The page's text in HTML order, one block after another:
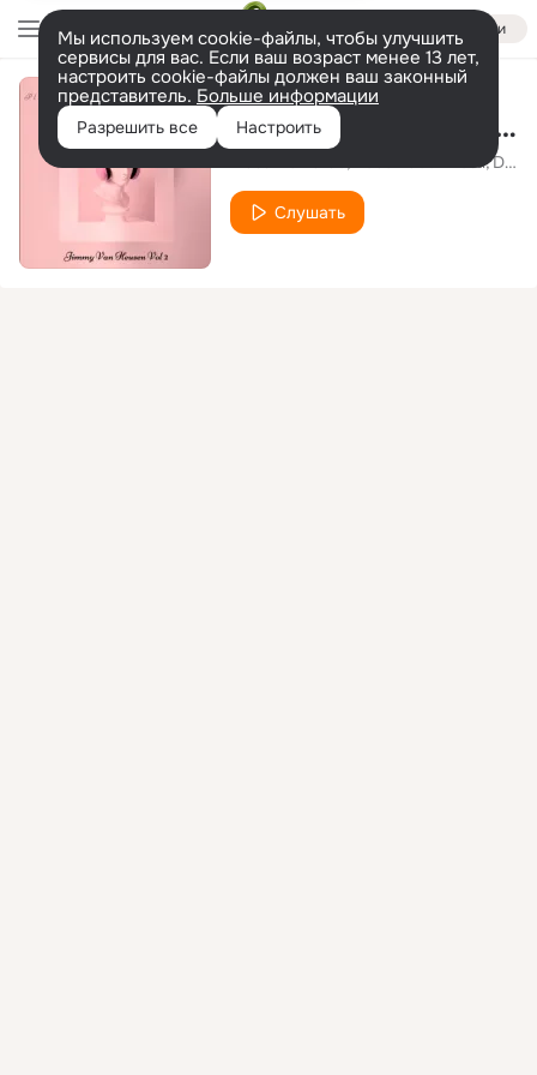
Войти
Мы используем cookie-файлы, чтобы улучшить
сервисы для вас. Если ваш возраст менее 13 лет,
настроить cookie-файлы должен ваш законный
представитель. Больше информации
Разрешить все Настроить Nancy (With the Laughing Face)
Bobo Facchinetti Davide Palladin
Слушать